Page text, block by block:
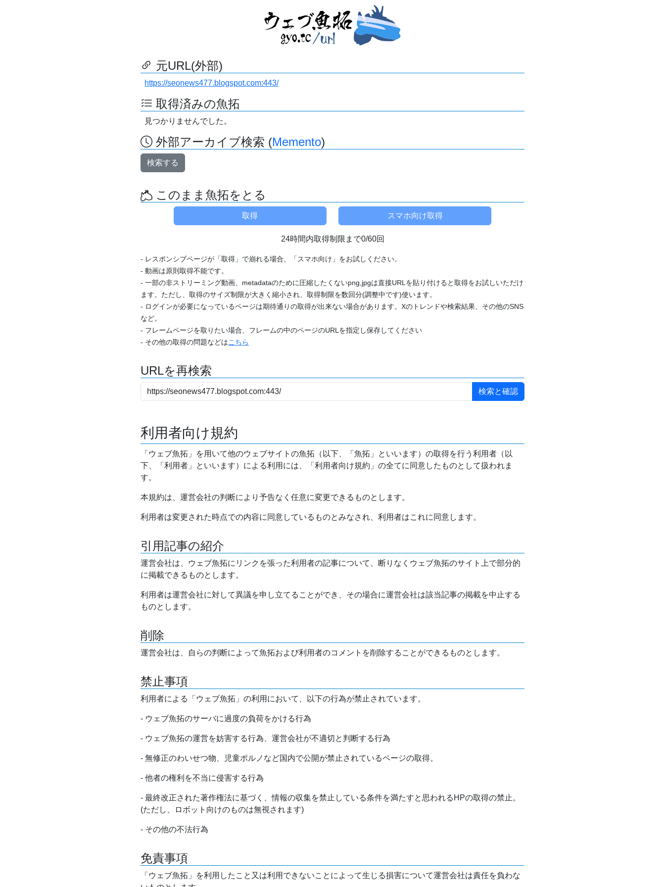
元URL(外部)
https://seonews477.blogspot.com:443/
取得済みの魚拓
見つかりませんでした。
外部アーカイブ検索 (Memento)
検索する
このまま魚拓をとる
24時間内取得制限まで0/60回
- レスポンシブページが「取得」で崩れる場合、「スマホ向け」をお試しください。
- 動画は原則取得不能です。
- 一部の非ストリーミング動画、metadataのために圧縮したくないpng,jpgは直接URLを貼り付けると取得をお試しいただけ
ます。ただし、取得のサイズ制限が大きく縮小され、取得制限を数回分(調整中です)使います。
- ログインが必要になっているページは期待通りの取得が出来ない場合があります。Xのトレンドや検索結果、その他のSNS
など。
- フレームページを取りたい場合、フレームの中のページのURLを指定し保存してください
- その他の取得の問題などはこちら
URLを再検索
利用者向け規約
「ウェブ魚拓」を用いて他のウェブサイトの魚拓（以下、「魚拓」といいます）の取得を行う利用者（以
下、「利用者」といいます）による利用には、「利用者向け規約」の全てに同意したものとして扱われま
す。
本規約は、運営会社の判断により予告なく任意に変更できるものとします。
利用者は変更された時点での内容に同意しているものとみなされ、利用者はこれに同意します。
引用記事の紹介
運営会社は、ウェブ魚拓にリンクを張った利用者の記事について、断りなくウェブ魚拓のサイト上で部分的
に掲載できるものとします。
利用者は運営会社に対して異議を申し立てることができ、その場合に運営会社は該当記事の掲載を中止する
ものとします。
削除
運営会社は、自らの判断によって魚拓および利用者のコメントを削除することができるものとします。
禁止事項
利用者による「ウェブ魚拓」の利用において、以下の行為が禁止されています。
- ウェブ魚拓のサーバに過度の負荷をかける行為
- ウェブ魚拓の運営を妨害する行為、運営会社が不適切と判断する行為
- 無修正のわいせつ物、児童ポルノなど国内で公開が禁止されているページの取得。
- 他者の権利を不当に侵害する行為
- 最終改正された著作権法に基づく、情報の収集を禁止している条件を満たすと思われるHPの取得の禁止。
(ただし、ロボット向けのものは無視されます)
- その他の不法行為
免責事項
「ウェブ魚拓」を利用したこと又は利用できないことによって生じる損害について運営会社は責任を負わな